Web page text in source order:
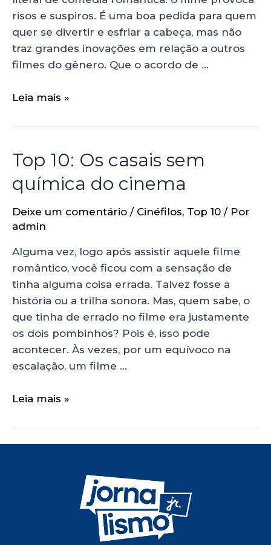
risos e suspiros. É uma boa pedida para quem
quer se divertir e esfriar a cabeça, mas não
traz grandes inovações em relação a outros
filmes do gênero. Que o acordo de …
Leia mais »
Top 10: Os casais sem
química do cinema
Deixe um comentário / Cinéfilos, Top 10 / Por
admin
Alguma vez, logo após assistir aquele filme
romântico, você ficou com a sensação de
tinha alguma coisa errada. Talvez fosse a
história ou a trilha sonora. Mas, quem sabe, o
que tinha de errado no filme era justamente
os dois pombinhos? Pois é, isso pode
acontecer. Às vezes, por um equívoco na
escalação, um filme …
Leia mais »